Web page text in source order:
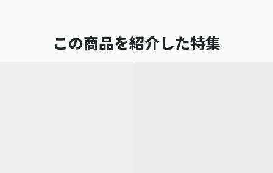
この商品を紹介した特集